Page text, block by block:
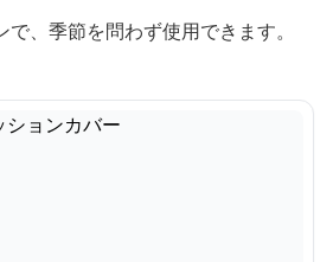
、季節を問わず使用できます。